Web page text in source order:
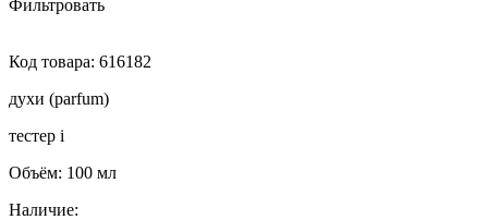
Фильтровать
Код товара: 616182
духи (parfum)
тестер i
Объём: 100 мл
Наличие: